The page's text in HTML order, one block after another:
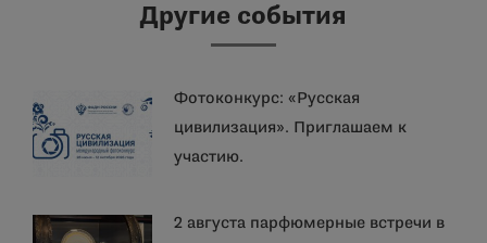
Другие события
Фотоконкурс: «Русская
цивилизация». Приглашаем к
участию.
2 августа парфюмерные встречи в